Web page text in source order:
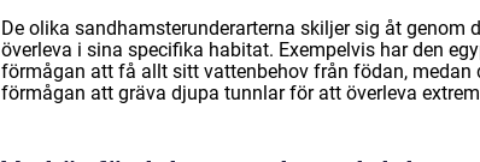
De olika sandhamsterunderarterna skiljer sig åt genom
överleva i sina specifika habitat. Exempelvis har den
förmågan att få allt sitt vattenbehov från födan, medan
förmågan att gräva djupa tunnlar för att överleva